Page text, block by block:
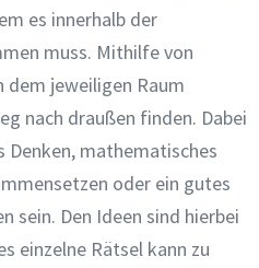
es innerhalb der
muss. Mithilfe von
dem jeweiligen Raum
nach draußen finden. Dabei
Denken, mathematisches
oder ein gutes
sein. Den Ideen sind hierbei
einzelne Rätsel kann zu